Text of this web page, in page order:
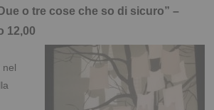
o tre cose che so di sicuro” –
12,00
nel